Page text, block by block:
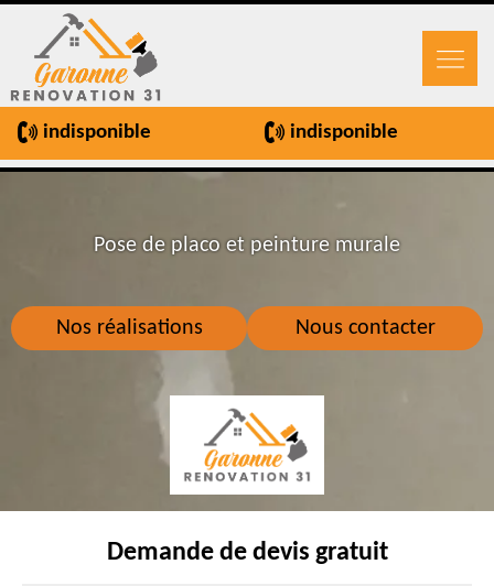
indisponible indisponible
Nos réalisations Nous contacter
Pose de placo et peinture murale
Demande de devis gratuit